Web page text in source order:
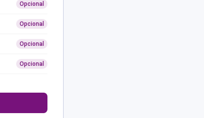
Opcional
Opcional
Opcional
Opcional